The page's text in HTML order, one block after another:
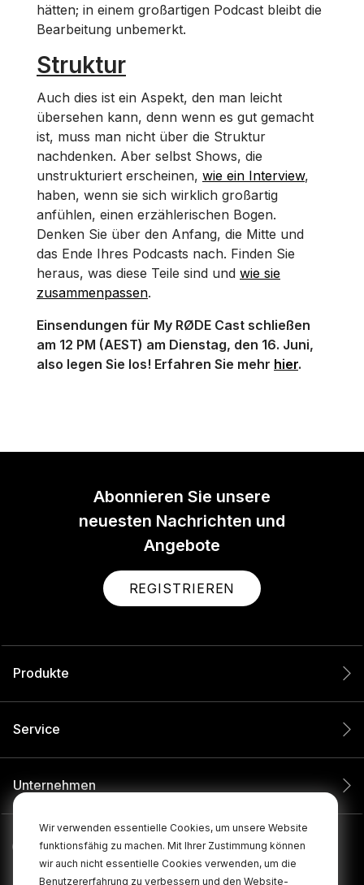
Wir verwenden essentielle Cookies, um unsere Website
funktionsfähig zu machen. Mit Ihrer Zustimmung können
wir auch nicht essentielle Cookies verwenden, um die
Benutzererfahrung zu verbessern und den Website-
hätten; in einem großartigen Podcast bleibt die
Bearbeitung unbemerkt.
Struktur
Auch dies ist ein Aspekt, den man leicht
übersehen kann, denn wenn es gut gemacht
ist, muss man nicht über die Struktur
nachdenken. Aber selbst Shows, die
unstrukturiert erscheinen, wie ein Interview,
haben, wenn sie sich wirklich großartig
anfühlen, einen erzählerischen Bogen.
Denken Sie über den Anfang, die Mitte und
das Ende Ihres Podcasts nach. Finden Sie
heraus, was diese Teile sind und wie sie
zusammenpassen.
Einsendungen für My RØDE Cast schließen
am 12 PM (AEST) am Dienstag, den 16. Juni,
also legen Sie los! Erfahren Sie mehr hier.
Abonnieren Sie unsere
neuesten Nachrichten und
Angebote
REGISTRIEREN
Produkte
Service
Unternehmen